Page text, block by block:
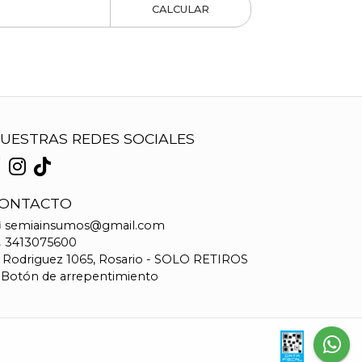
CALCULAR
REDES SOCIALES
semiainsumos@gmail.com
3413075600
Rodriguez 1065, Rosario - SOLO RETIROS
de arrepentimiento